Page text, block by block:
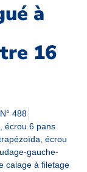
à
16
488
, écrou 6 pans
, écrou
gauche-
calage à filetage